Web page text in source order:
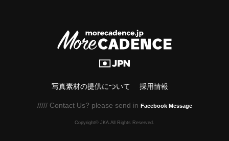
写真素材の提供について 採用情報
///// Contact Us? please send in Facebook Message
Copyright© JKA.All Rights Reserved.